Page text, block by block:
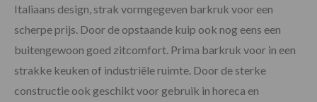
Italiaans design, strak vormgegeven barkruk voor een
scherpe prijs. Door de opstaande kuip ook nog eens een
buitengewoon goed zitcomfort. Prima barkruk voor in een
strakke keuken of industriële ruimte. Door de sterke
constructie ook geschikt voor gebruik in horeca en